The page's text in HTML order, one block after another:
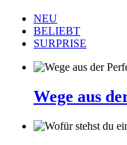
NEU
BELIEBT
SURPRISE
Wege aus